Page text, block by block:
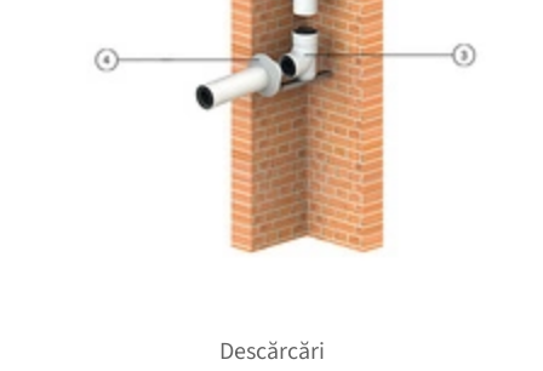
Descărcări